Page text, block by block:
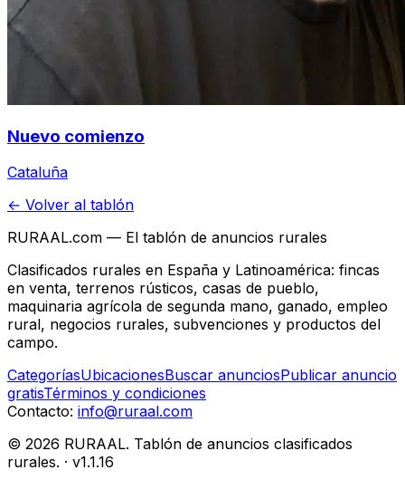
Nuevo comienzo
Cataluña
← Volver al tablón
RURAAL.com — El tablón de anuncios rurales
Clasificados rurales en España y Latinoamérica: fincas
en venta, terrenos rústicos, casas de pueblo,
maquinaria agrícola de segunda mano, ganado, empleo
rural, negocios rurales, subvenciones y productos del
campo.
CategoríasUbicacionesBuscar anunciosPublicar anuncio
gratisTérminos y condiciones
Contacto: info@ruraal.com
© 2026 RURAAL. Tablón de anuncios clasificados
rurales. · v1.1.16